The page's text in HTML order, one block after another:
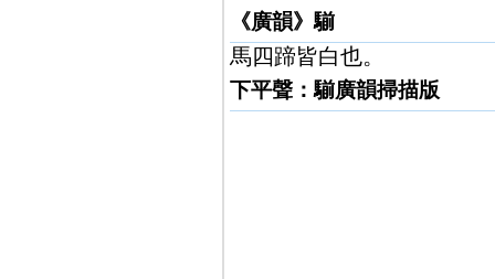
《廣韻》騚
馬四蹄皆白也。
下平聲：騚廣韻掃描版